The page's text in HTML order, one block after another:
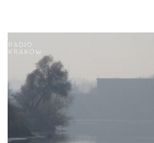
komunikacja miejska
ograniczenia wjazdu do
ciężarówek.